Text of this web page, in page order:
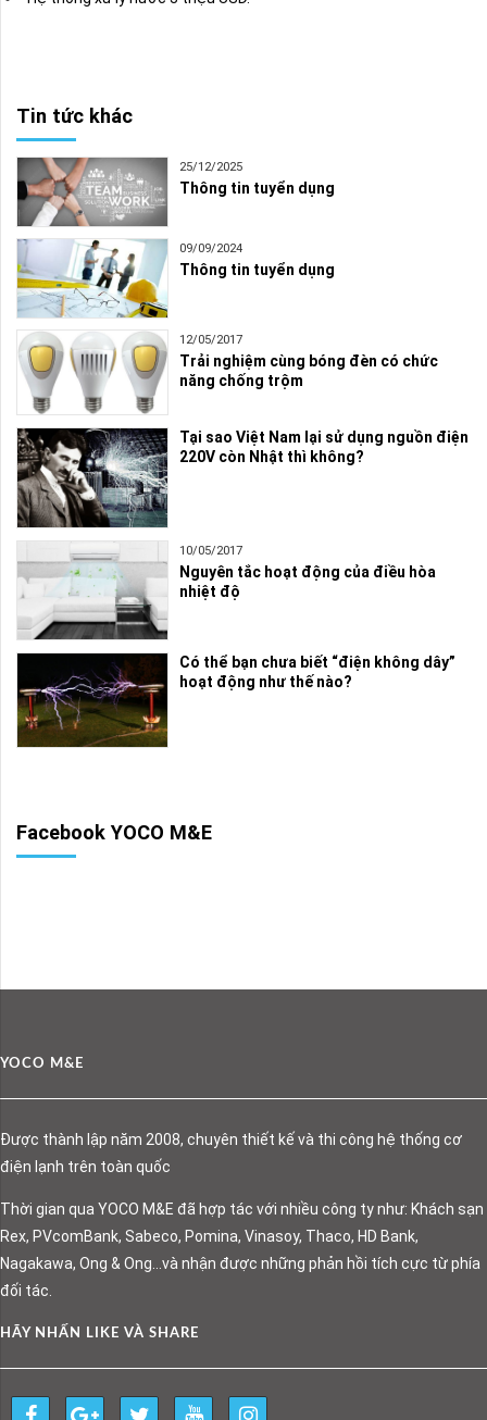
Tin tức khác
25/12/2025
Thông tin tuyển dụng
09/09/2024
Thông tin tuyển dụng
12/05/2017
Trải nghiệm cùng bóng đèn có chức
năng chống trộm
Tại sao Việt Nam lại sử dụng nguồn điện
220V còn Nhật thì không?
10/05/2017
Nguyên tắc hoạt động của điều hòa
nhiệt độ
Có thể bạn chưa biết “điện không dây”
hoạt động như thế nào?
Facebook YOCO M&E
YOCO M&E
Được thành lập năm 2008, chuyên thiết kế và thi công hệ thống cơ
điện lạnh trên toàn quốc
Thời gian qua YOCO M&E đã hợp tác với nhiều công ty như: Khách sạn
Rex, PVcomBank, Sabeco, Pomina, Vinasoy, Thaco, HD Bank,
Nagakawa, Ong & Ong…và nhận được những phản hồi tích cực từ phía
đối tác.
HÃY NHẤN LIKE VÀ SHARE